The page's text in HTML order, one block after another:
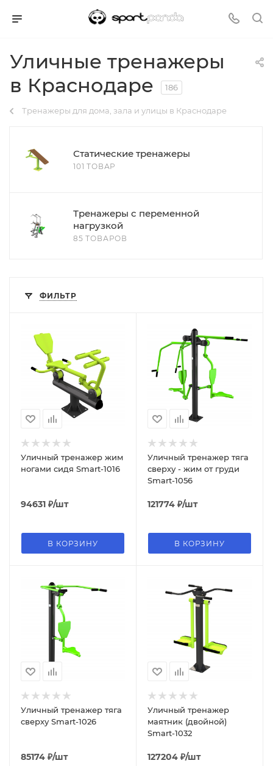
Уличные тренажеры
в Краснодаре
186
Тренажеры для дома, зала и улицы в Краснодаре
Статические тренажеры
101 ТОВАР
Тренажеры с переменной
нагрузкой
85 ТОВАРОВ
ФИЛЬТР
Уличный тренажер жим
ногами сидя Smart-1016
94631 ₽/шт
В КОРЗИНУ
Уличный тренажер тяга
сверху - жим от груди
Smart-1056
121774 ₽/шт
В КОРЗИНУ
Уличный тренажер тяга
сверху Smart-1026
85174 ₽/шт
Уличный тренажер
маятник (двойной)
Smart-1032
127204 ₽/шт